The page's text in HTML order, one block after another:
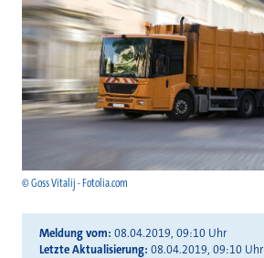
© Goss Vitalij - Fotolia.com
Meldung vom 08.04.2019, 09:10 Uhr
Letzte Aktualisierung 08.04.2019, 09:10 Uhr